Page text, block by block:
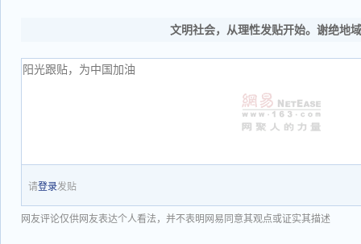
文明社会，从理性发贴开始。谢绝地
请登录发贴
网友评论仅供网友表达个人看法，并不表明网易同意其观点或证实其描述